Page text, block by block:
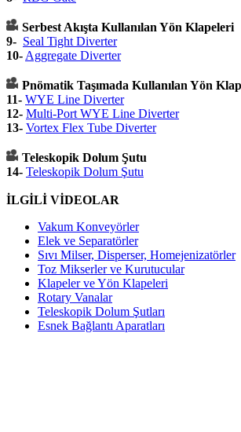
Serbest Akışta Kullanılan Yön Klapeleri
9- Seal Tight Diverter
10- Aggregate Diverter
Pnömatik Taşımada Kullanılan Yön
11- WYE Line Diverter
12- Multi-Port WYE Line Diverter
13- Vortex Flex Tube Diverter
Teleskopik Dolum Şutu
14- Teleskopik Dolum Şutu
İLGİLİ VİDEOLAR
Vakum Konveyörler
Elek ve Separatörler
Sıvı Milser, Disperser, Homejenizatörler
Toz Mikserler ve Kurutucular
Klapeler ve Yön Klapeleri
Rotary Vanalar
Teleskopik Dolum Şutları
Esnek Bağlantı Aparatları